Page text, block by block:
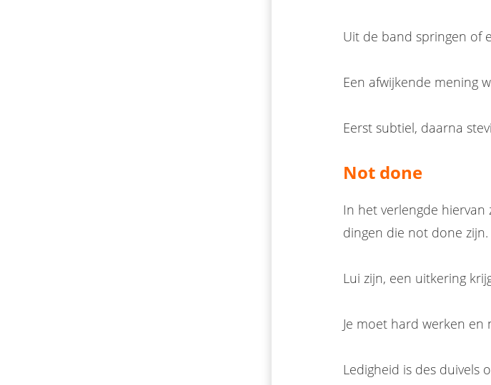
Uit de band springen of
Een afwijkende mening
Eerst subtiel, daarna
Not done
In het verlengde hiervan
dingen die not done zijn.
Lui zijn, een uitkering
Je moet hard werken en
Ledigheid is des duivels